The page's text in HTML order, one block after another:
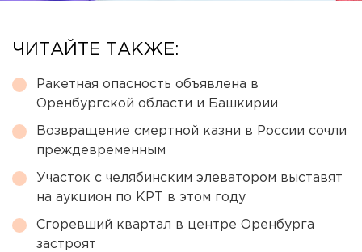
ЧИТАЙТЕ ТАКЖЕ:
Ракетная опасность объявлена в
Оренбургской области и Башкирии
Возвращение смертной казни в России сочли
преждевременным
Участок с челябинским элеватором выставят
на аукцион по КРТ в этом году
Сгоревший квартал в центре Оренбурга
застроят